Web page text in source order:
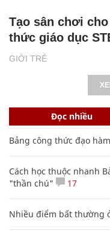
GIỚI TRẺ
Tạo sân chơi
thức giáo dục
Đọc nhiều
Bảng công thức đạo
Cách học thuộc nhanh
"thần chú"
17
Nhiều điểm bất thường